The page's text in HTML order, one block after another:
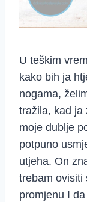
U teškim
kako bih ja
nogama,
tražila, kad ja
moje dublje
potpuno
utjeha. On
trebam ovisiti
promjenu I